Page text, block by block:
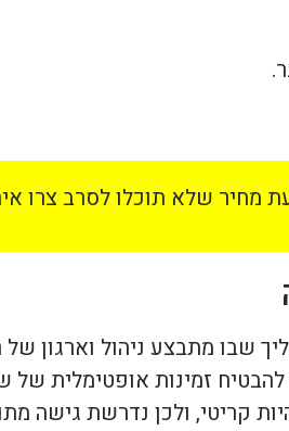
מחיר שלא תוכלו לסרב צרו
שבו מתבצע ניהול וארגון של
זמינות אופטימלית
קריטי, ולכן נדרשת גישה